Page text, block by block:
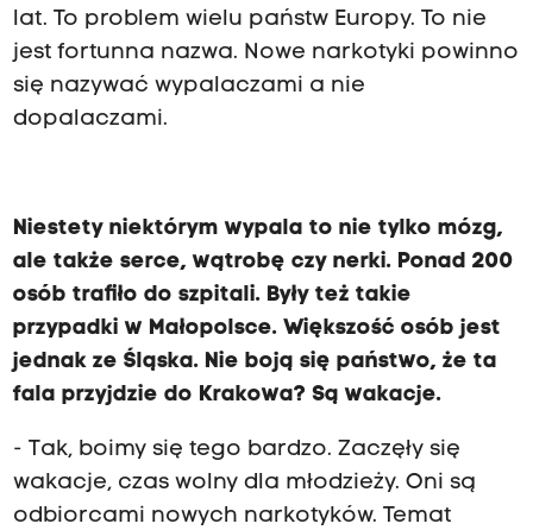
lat. To problem wielu państw Europy. To nie
jest fortunna nazwa. Nowe narkotyki powinno
się nazywać wypalaczami a nie
dopalaczami.
Niestety niektórym wypala to nie tylko mózg,
ale także serce, wątrobę czy nerki. Ponad 200
osób trafiło do szpitali. Były też takie
przypadki w Małopolsce. Większość osób jest
jednak ze Śląska. Nie boją się państwo, że ta
fala przyjdzie do Krakowa? Są wakacje.
- Tak, boimy się tego bardzo. Zaczęły się
wakacje, czas wolny dla młodzieży. Oni są
odbiorcami nowych narkotyków. Temat